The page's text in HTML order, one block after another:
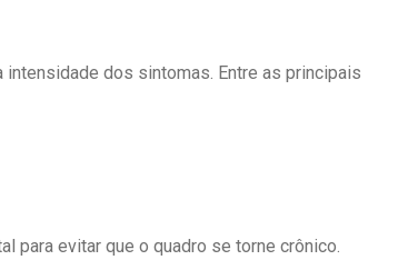
dos sintomas. Entre as principais
para evitar que o quadro se torne crônico.